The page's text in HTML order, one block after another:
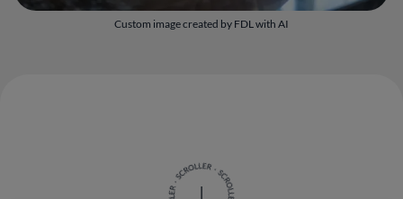
Custom image created by FDL with AI